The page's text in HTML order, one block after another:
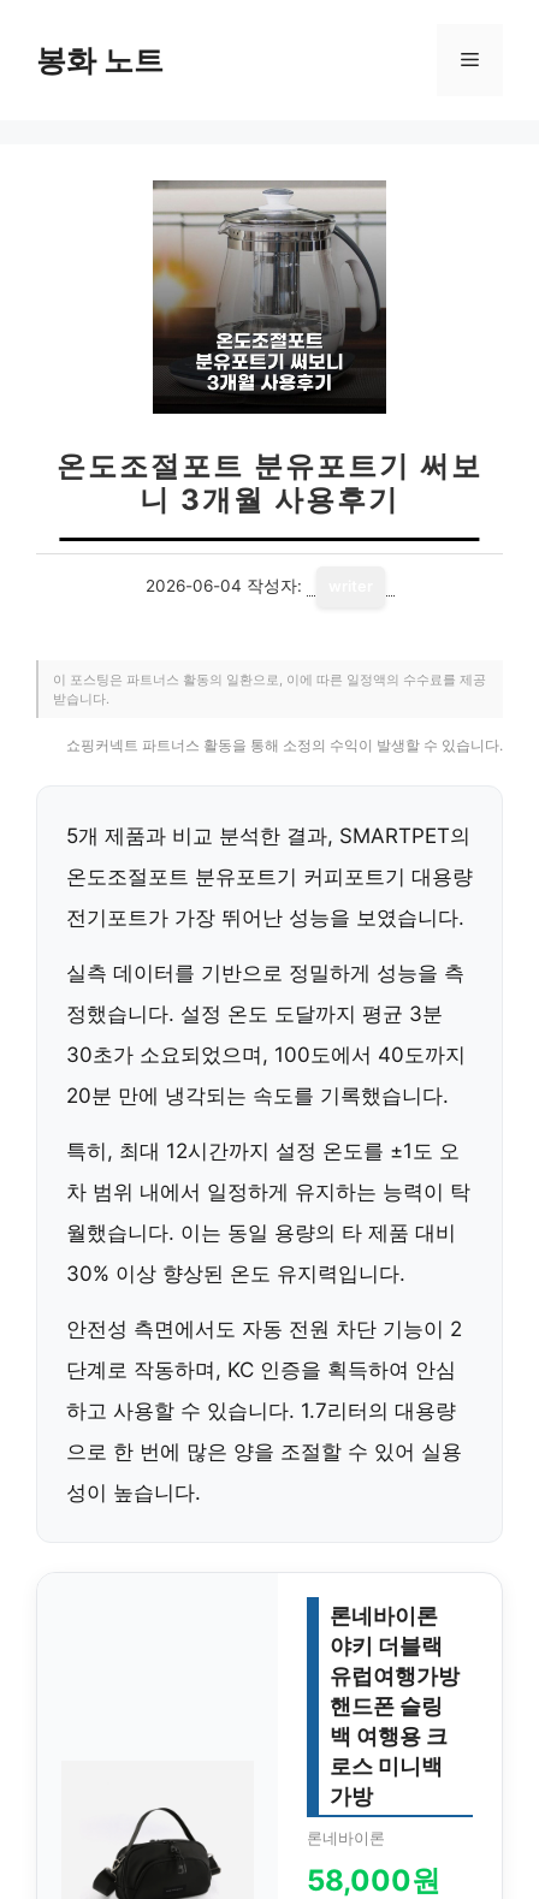
봉화 노트 메
온도조절포트 분유포트기 써보
니 3개월 사용후기
2026-06-04 작성자:
이 포스팅은 파트너스 활동의 일환으로, 이에 따른 일정액의 수수료를 제공
받습니다.
쇼핑커넥트 파트너스 활동을 통해 소정의 수익이 발생할 수 있습니다.
5개 제품과 비교 분석한 결과, SMARTPET의
온도조절포트 분유포트기 커피포트기 대용량
전기포트가 가장 뛰어난 성능을 보였습니다.
실측 데이터를 기반으로 정밀하게 성능을 측
정했습니다. 설정 온도 도달까지 평균 3분
30초가 소요되었으며, 100도에서 40도까지
20분 만에 냉각되는 속도를 기록했습니다.
특히, 최대 12시간까지 설정 온도를 ±1도 오
차 범위 내에서 일정하게 유지하는 능력이 탁
월했습니다. 이는 동일 용량의 타 제품 대비
30% 이상 향상된 온도 유지력입니다.
안전성 측면에서도 자동 전원 차단 기능이 2
단계로 작동하며, KC 인증을 획득하여 안심
하고 사용할 수 있습니다. 1.7리터의 대용량
으로 한 번에 많은 양을 조절할 수 있어 실용
성이 높습니다.
론네바이론
야키 더블랙
유럽여행가방
핸드폰 슬링
백 여행용 크
로스 미니백
가방
론네바이론
58,000원